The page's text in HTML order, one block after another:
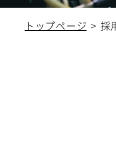
トップページ 採